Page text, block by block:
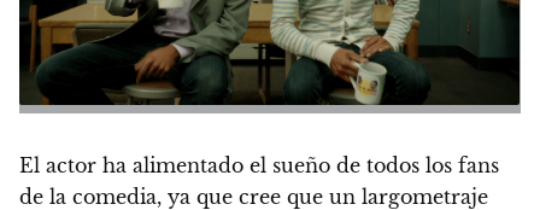
El actor ha alimentado el sueño de todos los fans
de la comedia, ya que cree que un largometraje